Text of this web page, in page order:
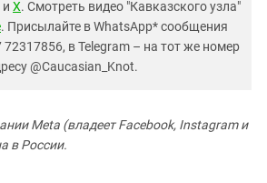
и X. Смотреть видео "Кавказского узла"
. Присылайте в WhatsApp* сообщения
в Telegram – на тот же номер
@Caucasian_Knot.
Meta (владеет Facebook, Instagram и
в России.